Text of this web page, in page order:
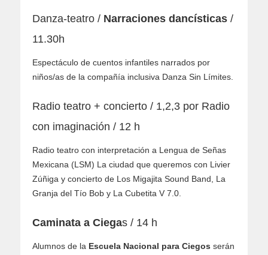
Danza-teatro / Narraciones dancísticas /
11.30h
Espectáculo de cuentos infantiles narrados por
niños/as de la compañí­a inclusiva Danza Sin Límites.
Radio teatro + concierto / 1,2,3 por Radio
con imaginación / 12 h
Radio teatro con interpretación a Lengua de Señas
Mexicana (LSM) La ciudad que queremos con Livier
Zúñiga y concierto de Los Migajita Sound Band, La
Granja del Tí­o Bob y La Cubetita V 7.0.
Caminata a Ciegas / 14 h
Alumnos de la Escuela Nacional para Ciegos serán